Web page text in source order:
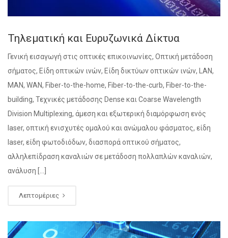
Τηλεματική και Ευρυζωνικά Δίκτυα
Γενική εισαγωγή στις οπτικές επικοινωνίες, Οπτική μετάδοση
σήματος, Είδη οπτικών ινών, Είδη δικτύων οπτικών ινών, LAN,
MAN, WAN, Fiber-to-the-home, Fiber-to-the-curb, Fiber-to-the-
building, Τεχνικές μετάδοσης Dense και Coarse Wavelength
Division Multiplexing, άμεση και εξωτερική διαμόρφωση ενός
laser, οπτική ενισχυτές ομαλού και ανώμαλου φάσματος, είδη
laser, είδη φωτοδιόδων, διασπορά οπτικού σήματος,
αλληλεπίδραση καναλιών σε μετάδοση πολλαπλών καναλιών,
ανάλυση […]
Λεπτομέριες